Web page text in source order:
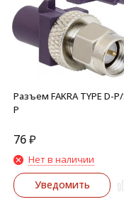
Разъем FAKRA TYPE D-
P
76₽
Нет в наличии
Уведомить